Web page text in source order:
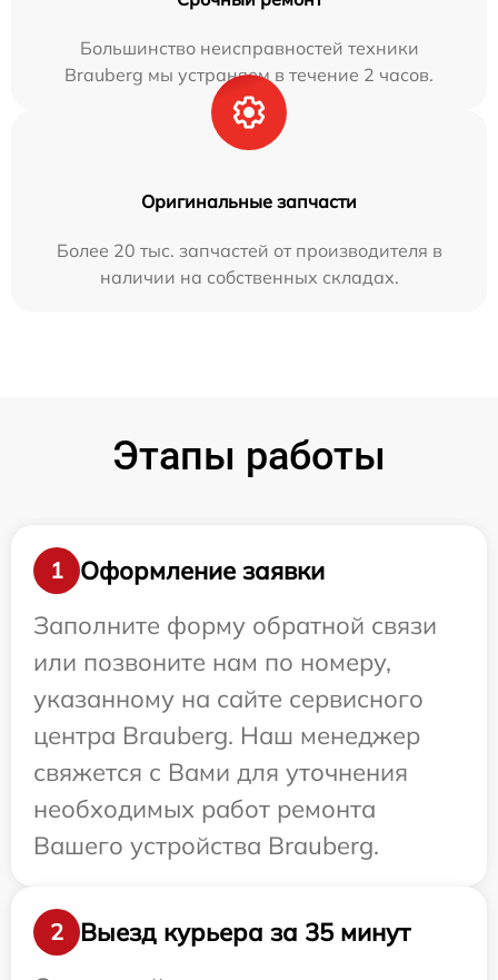
Большинство неисправностей техники
Brauberg мы устраняем в течение 2 часов.
Оригинальные запчасти
Более 20 тыс. запчастей от производителя в
наличии на собственных складах.
Этапы работы
1
Оформление заявки
Заполните форму обратной связи
или позвоните нам по номеру,
указанному на сайте сервисного
центра Brauberg. Наш менеджер
свяжется с Вами для уточнения
необходимых работ ремонта
Вашего устройства Brauberg.
2
Выезд курьера за 35 минут